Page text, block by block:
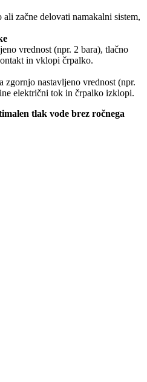
začne delovati namakalni sistem,
vrednost (npr. 2 bara), tlačno
in vklopi črpalko.
zgornjo nastavljeno vrednost (npr.
električni tok in črpalko izklopi.
tlak vode brez ročnega